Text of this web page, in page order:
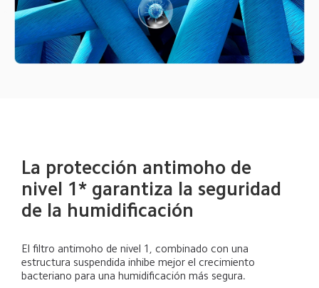
La protección antimoho de
nivel 1* garantiza la seguridad
de la humidificación
El filtro antimoho de nivel 1, combinado con una
estructura suspendida inhibe mejor el crecimiento
bacteriano para una humidificación más segura.